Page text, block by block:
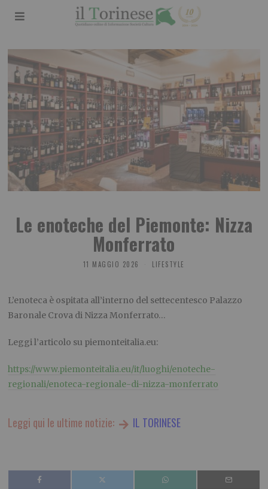
Le enoteche del Piemonte: Nizza
Monferrato
11 MAGGIO 2026 LIFESTYLE
L’enoteca è ospitata all’interno del settecentesco Palazzo
Baronale Crova di Nizza Monferrato…
Leggi l’articolo su piemonteitalia.eu:
https://www.piemonteitalia.eu/it/luoghi/enoteche-
regionali/enoteca-regionale-di-nizza-monferrato
Leggi qui le ultime notizie: IL TORINESE